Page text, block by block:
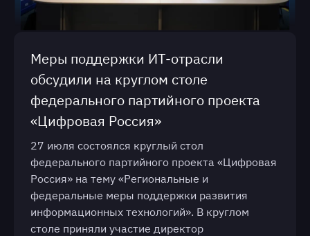
Меры поддержки ИТ-отрасли
обсудили на круглом столе
федерального партийного проекта
«Цифровая Россия»
27 июля состоялся круглый стол
федерального партийного проекта «Цифровая
Россия» на тему «Региональные и
федеральные меры поддержки развития
информационных технологий». В круглом
столе приняли участие директор